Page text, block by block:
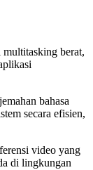
multitasking berat,
bahasa
secara efisien,
video yang
di lingkungan